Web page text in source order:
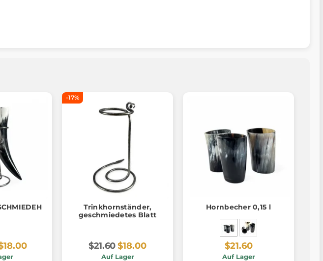
-17%
Trinkhornständer,
geschmiedetes Blatt
$21.60$18.00
Auf Lager
Hornbecher 0,15 l
$21.60
Auf Lager